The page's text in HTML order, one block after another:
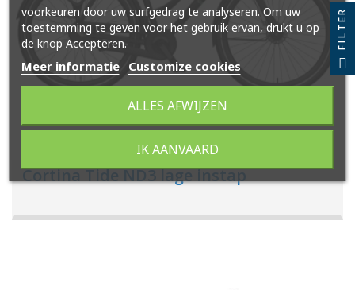
Cortina Tide ND3 lage instap
voorkeuren door uw surfgedrag te analyseren. Om uw
toestemming te geven voor het gebruik ervan, drukt u op
de knop Accepteren.
Meer informatie Customize cookies
ALLES AFWIJZEN
IK AANVAARD
FILTER